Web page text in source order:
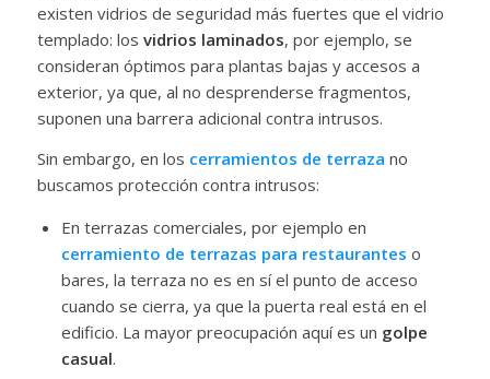
existen vidrios de seguridad más fuertes que el vidrio
templado: los vidrios laminados, por ejemplo, se
consideran óptimos para plantas bajas y accesos a
exterior, ya que, al no desprenderse fragmentos,
suponen una barrera adicional contra intrusos.
Sin embargo, en los cerramientos de terraza no
buscamos protección contra intrusos:
En terrazas comerciales, por ejemplo en
cerramiento de terrazas para restaurantes o
bares, la terraza no es en sí el punto de acceso
cuando se cierra, ya que la puerta real está en el
edificio. La mayor preocupación aquí es un golpe
casual.